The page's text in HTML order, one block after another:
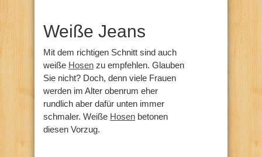
Weiße Jeans
Mit dem richtigen Schnitt sind auch
weiße Hosen zu empfehlen. Glauben
Sie nicht? Doch, denn viele Frauen
werden im Alter obenrum eher
rundlich aber dafür unten immer
schmaler. Weiße Hosen betonen
diesen Vorzug.